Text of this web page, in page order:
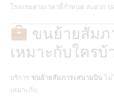
โรงแรมตามเวลาที่กำหนด สะดวก
ขนย้ายสัมภ
เหมาะกับใครบ้
บริการ ขนย้ายสัมภาระสนามบิน ไม่
เหมาะกับ